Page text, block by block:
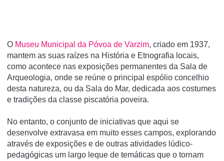
O Museu Municipal da Póvoa de Varzim, criado em 1937,
mantem as suas raízes na História e Etnografia locais,
como acontece nas exposições permanentes da Sala de
Arqueologia, onde se reúne o principal espólio concelhio
desta natureza, ou da Sala do Mar, dedicada aos costumes
e tradições da classe piscatória poveira.
No entanto, o conjunto de iniciativas que aqui se
desenvolve extravasa em muito esses campos, explorando
através de exposições e de outras atividades lúdico-
pedagógicas um largo leque de temáticas que o tornam